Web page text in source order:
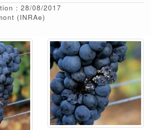
: 28/08/2017
(INRAe)